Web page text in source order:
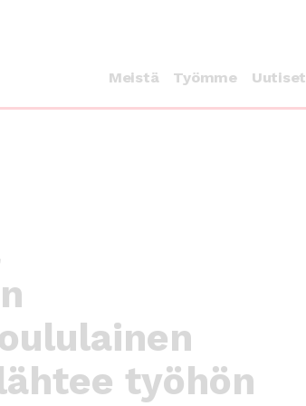
Meistä Työmme Uutiset
työhön